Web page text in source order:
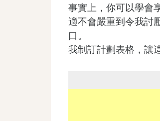
事實上，你可以學會
適不會嚴重到令我討
口。
我制訂計劃表格，讓